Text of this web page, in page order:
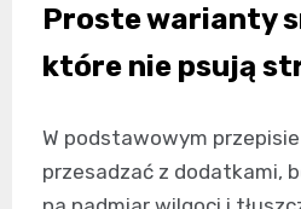
Proste warianty
które nie psują
W podstawowym
przesadzać z dodatkami,